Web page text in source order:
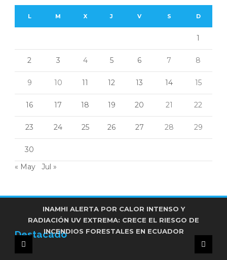
L M X J V S D
1
2 3 4 5 6 7 8
9 10 11 12 13 14 15
16 17 18 19 20 21 22
23 24 25 26 27 28 29
30
« May
Jul »
Destacado
INAMHI ALERTA POR CALOR INTENSO Y
RADIACIÓN UV EXTREMA: CRECE EL RIESGO DE
INCENDIOS FORESTALES EN ECUADOR
FUNCIONARIO DEL MUNICIPIO DE MANTA FUE
ASESINADO EN ATAQUE ARMADO
FRENTE DE IZQUIERDA ENCABEZADO POR
UNIDAD POPULAR RESPALDARÁ LA REELECCIÓN
DE PABEL MUÑOZ EN QUITO